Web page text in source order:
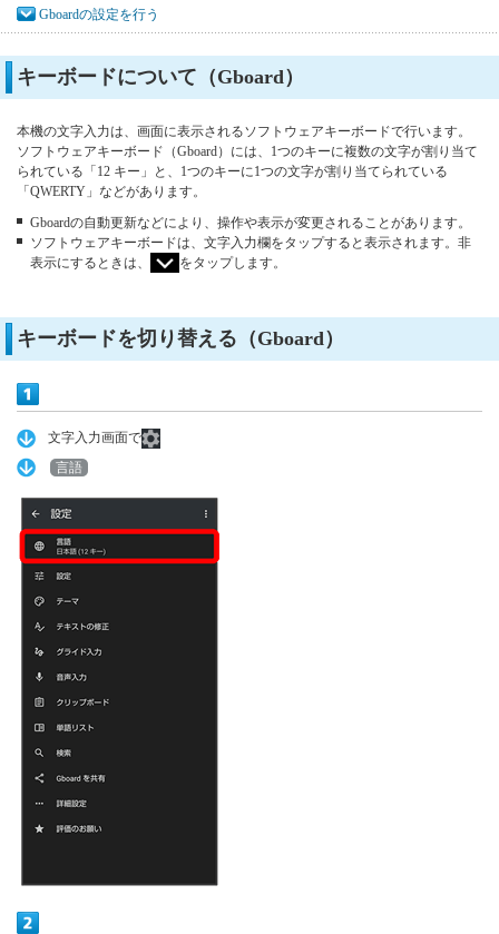
Gboardの設定を行う
キーボードについて（Gboard）
本機の文字入力は、画面に表示されるソフトウェアキーボードで行います。
ソフトウェアキーボード（Gboard）には、1つのキーに複数の文字が割り当て
られている「12 キー」と、1つのキーに1つの文字が割り当てられている
「QWERTY」などがあります。
Gboardの自動更新などにより、操作や表示が変更されることがあります。
ソフトウェアキーボードは、文字入力欄をタップすると表示されます。非
表示にするときは、
をタップします。
キーボードを切り替える（Gboard）
文字入力画面で
言語